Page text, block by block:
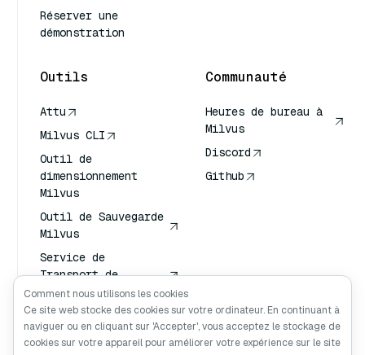
Réserver une
démonstration
Outils
Attu
Milvus CLI
Outil de
dimensionnement
Milvus
Outil de Sauvegarde
Milvus
Service de
Transport de
Vecteurs (VTS)
Chercheur en
profondeur
Communauté
Heures de bureau à
Milvus
Discord
Github
Comment nous utilisons les cookies
Ce site web stocke des cookies sur votre ordinateur. En continuant à
naviguer ou en cliquant sur 'Accepter', vous acceptez le stockage de
cookies sur votre appareil pour améliorer votre expérience sur le site